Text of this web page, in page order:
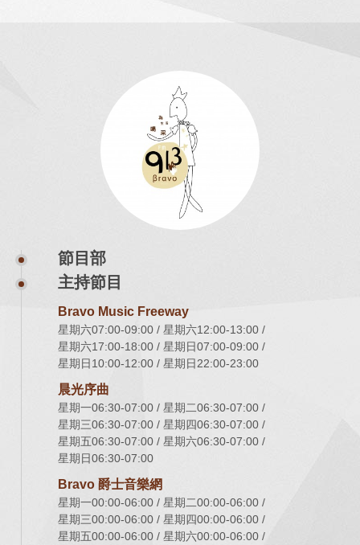
節目部
主持節目
Bravo Music Freeway
星期六07:00-09:00
星期六12:00-13:00
星期六17:00-18:00
星期日07:00-09:00
星期日10:00-12:00
星期日22:00-23:00
晨光序曲
星期一06:30-07:00
星期二06:30-07:00
星期三06:30-07:00
星期四06:30-07:00
星期五06:30-07:00
星期六06:30-07:00
星期日06:30-07:00
Bravo 爵士音樂網
星期一00:00-06:00
星期二00:00-06:00
星期三00:00-06:00
星期四00:00-06:00
星期五00:00-06:00
星期六00:00-06:00